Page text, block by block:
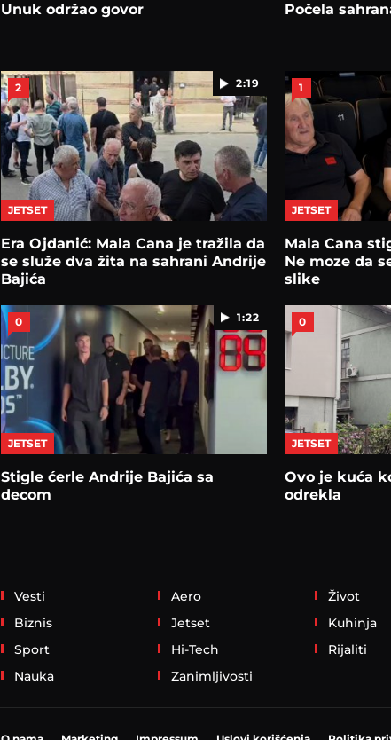
Unuk održao govor Počela
2:19
2
JETSET
Era Ojdanić: Mala Cana je tražila da
se služe dva žita na sahrani Andrije
Bajića
1
JETSET
Mala Cana
Ne moze da
slike
1:22
0
JETSET
Stigle ćerle Andrije Bajića sa
decom
0
JETSET
Ovo je kuća
odrekla
Vesti
Biznis
Sport
Nauka
Aero
Jetset
Hi-Tech
Zanimljivosti
Život
Kuhinja
Rijaliti